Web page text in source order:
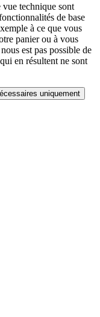
vue technique sont
de base
à ce que vous
panier ou à vous
est pas possible de
en résultent ne sont
uniquement